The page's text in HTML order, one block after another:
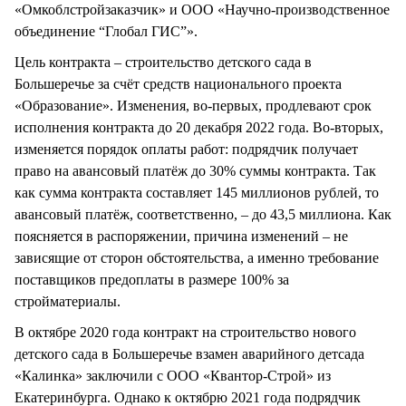
«Омкоблстройзаказчик» и ООО «Научно-производственное
объединение “Глобал ГИС”».
Цель контракта – строительство детского сада в
Большеречье за счёт средств национального проекта
«Образование». Изменения, во-первых, продлевают срок
исполнения контракта до 20 декабря 2022 года. Во-вторых,
изменяется порядок оплаты работ: подрядчик получает
право на авансовый платёж до 30% суммы контракта. Так
как сумма контракта составляет 145 миллионов рублей, то
авансовый платёж, соответственно, – до 43,5 миллиона. Как
поясняется в распоряжении, причина изменений – не
зависящие от сторон обстоятельства, а именно требование
поставщиков предоплаты в размере 100% за
стройматериалы.
В октябре 2020 года контракт на строительство нового
детского сада в Большеречье взамен аварийного детсада
«Калинка» заключили с ООО «Квантор-Строй» из
Екатеринбурга. Однако к октябрю 2021 года подрядчик